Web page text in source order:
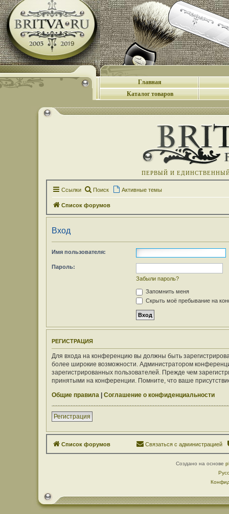
Главная
Каталог товаров
ПЕРВЫЙ И
Ссылки Поиск Активные темы
Список форумов
Вход
Имя пользователя:
Пароль:
Забыли пароль?
Запомнить меня
Скрыть моё пребывание на
РЕГИСТРАЦИЯ
Для входа на конференцию вы должны быть
более широкие возможности. Администратором
зарегистрированных пользователей. Прежде чем
принятыми на конференции. Помните, что ваше
Общие правила | Соглашение о конфиденциальности
Регистрация
Список форумов Связаться с администрацией
Создано на основе